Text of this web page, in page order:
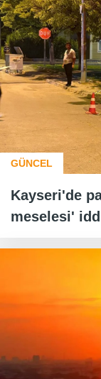
GÜNCEL
Kayseri'de
meselesi'